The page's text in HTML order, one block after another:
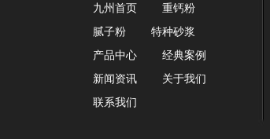
九州首页
重钙粉
腻子粉
特种砂浆
产品中心
经典案例
新闻资讯
关于我们
联系我们